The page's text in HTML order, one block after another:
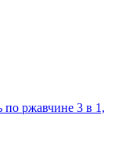
ржавчине 3 в 1,